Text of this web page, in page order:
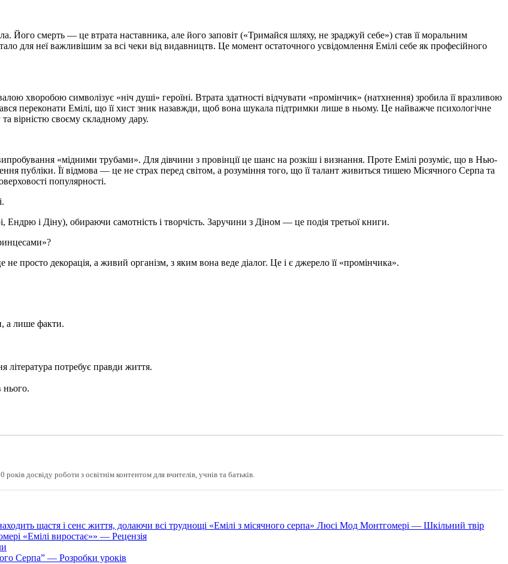
смерть — це втрата наставника, але його заповіт («Тримайся шляху, не зраджуй себе») став її моральним
для неї важливішим за всі чеки від видавництв. Це момент остаточного усвідомлення Емілі себе як професійного
хворобою символізує «ніч душі» героїні. Втрата здатності відчувати «промінчик» (натхнення) зробила її вразливою
переконати Емілі, що її хист зник назавжди, щоб вона шукала підтримки лише в ньому. Це найважче психологічне
вірністю своєму складному дару.
«мідними трубами». Для дівчини з провінції це шанс на розкіш і визнання. Проте Емілі розуміє, що в Нью-
публіки. Її відмова — це не страх перед світом, а розуміння того, що її талант живиться тишею Місячного Серпа та
популярності.
Ендрю і Діну), обираючи самотність і творчість. Заручини з Діном — це подія третьої книги.
просто декорація, а живий організм, з яким вона веде діалог. Це і є джерело її «промінчика».
а лише факти.
література потребує правди життя.
нього.
досвіду роботи з освітнім контентом для вчителів, учнів та батьків.
щастя і сенс життя, долаючи всі труднощі «Емілі з місячного серпа» Люсі Мод Монтгомері — Шкільний твір
«Емілі виростає»» — Рецензія
Серпа” — Розробки уроків